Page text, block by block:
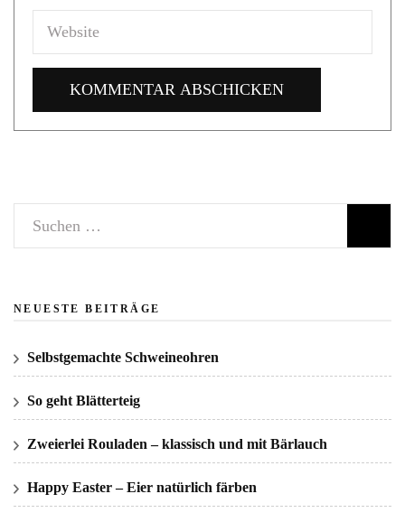
Suchen
nach:
NEUESTE BEITRÄGE
Selbstgemachte Schweineohren
So geht Blätterteig
Zweierlei Rouladen – klassisch und mit Bärlauch
Happy Easter – Eier natürlich färben